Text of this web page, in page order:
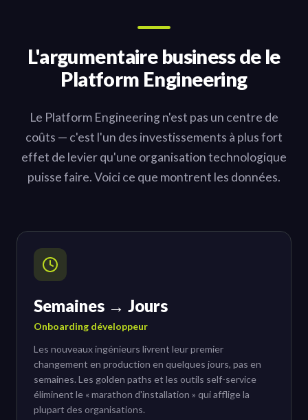
L'argumentaire business de le
Platform Engineering
Le Platform Engineering n'est pas un centre de
coûts — c'est l'un des investissements à plus fort
effet de levier qu'une organisation technologique
puisse faire. Voici ce que montrent les données.
Semaines → Jours
Onboarding développeur
Les nouveaux ingénieurs livrent leur premier
changement en production en quelques jours, pas en
semaines. Les golden paths et les outils self-service
éliminent le « marathon d'installation » qui afflige la
plupart des organisations.